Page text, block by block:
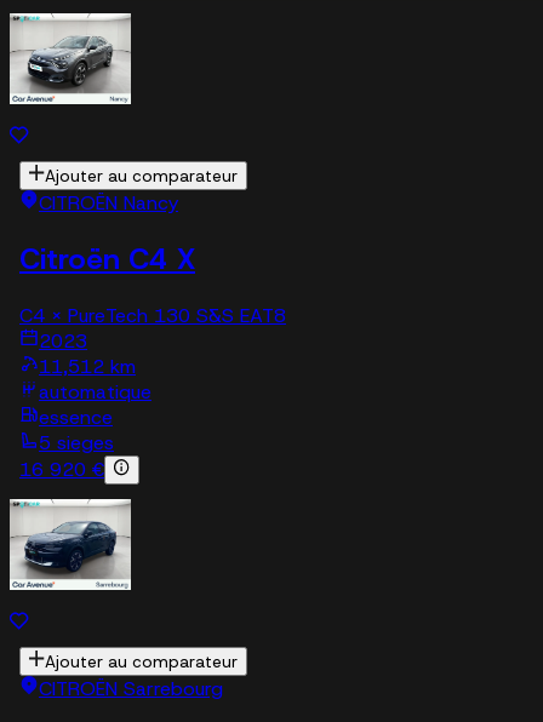
Ajouter au comparateur
CITROËN Nancy
Citroën C4 X
C4 X PureTech 130 S&S EAT8
2023
11,512 km
automatique
essence
5 sieges
16 920 €
Ajouter au comparateur
CITROËN Sarrebourg